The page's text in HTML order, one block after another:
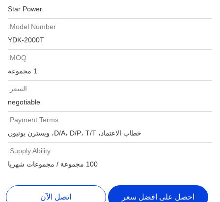
Star Power
Model Number:
YDK-2000T
MOQ:
السعر:
negotiable
Payment Terms:
خطاب الاعتماد، D/A، D/P، T/T، ويسترن يونيون
Supply Ability:
100 مجموعة / مجموعات شهريا
احصل على افضل سعر اتصل الآن